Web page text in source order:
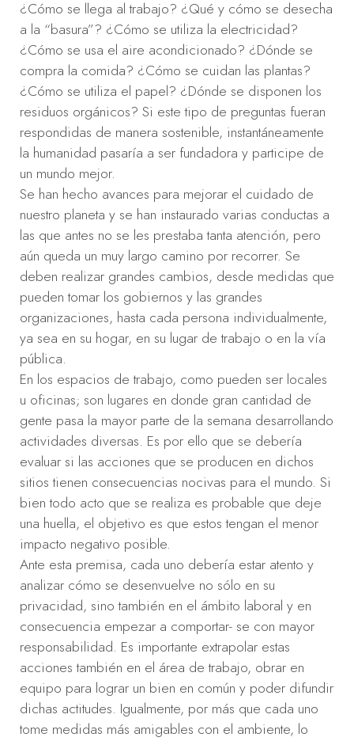
¿Cómo se llega al trabajo? ¿Qué y cómo se desecha
a la “basura”? ¿Cómo se utiliza la electricidad?
¿Cómo se usa el aire acondicionado? ¿Dónde se
compra la comida? ¿Cómo se cuidan las plantas?
¿Cómo se utiliza el papel? ¿Dónde se disponen los
residuos orgánicos? Si este tipo de preguntas fueran
respondidas de manera sostenible, instantáneamente
la humanidad pasaría a ser fundadora y participe de
un mundo mejor.
Se han hecho avances para mejorar el cuidado de
nuestro planeta y se han instaurado varias conductas a
las que antes no se les prestaba tanta atención, pero
aún queda un muy largo camino por recorrer. Se
deben realizar grandes cambios, desde medidas que
pueden tomar los gobiernos y las grandes
organizaciones, hasta cada persona individualmente,
ya sea en su hogar, en su lugar de trabajo o en la vía
pública.
En los espacios de trabajo, como pueden ser locales
u oficinas; son lugares en donde gran cantidad de
gente pasa la mayor parte de la semana desarrollando
actividades diversas. Es por ello que se debería
evaluar si las acciones que se producen en dichos
sitios tienen consecuencias nocivas para el mundo. Si
bien todo acto que se realiza es probable que deje
una huella, el objetivo es que estos tengan el menor
impacto negativo posible.
Ante esta premisa, cada uno debería estar atento y
analizar cómo se desenvuelve no sólo en su
privacidad, sino también en el ámbito laboral y en
consecuencia empezar a comportar- se con mayor
responsabilidad. Es importante extrapolar estas
acciones también en el área de trabajo, obrar en
equipo para lograr un bien en común y poder difundir
dichas actitudes. Igualmente, por más que cada uno
tome medidas más amigables con el ambiente, lo